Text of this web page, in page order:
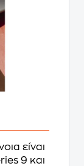
είναι
9 και